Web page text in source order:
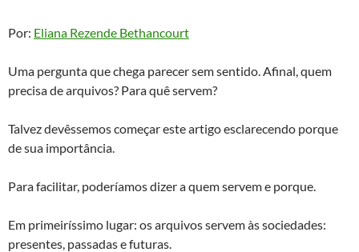
Por: Eliana Rezende Bethancourt
Uma pergunta que chega parecer sem sentido. Afinal, quem
precisa de arquivos? Para quê servem?
Talvez devêssemos começar este artigo esclarecendo porque
de sua importância.
Para facilitar, poderíamos dizer a quem servem e porque.
Em primeiríssimo lugar: os arquivos servem às sociedades:
presentes, passadas e futuras.